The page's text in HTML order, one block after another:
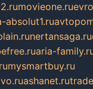
movieone.ru
absolut1.ru
nertansaga.ru
aria-
mysmartbuy.ru
ashanet.ru